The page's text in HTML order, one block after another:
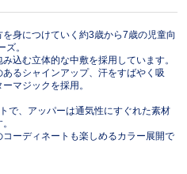
身につけていく約3歳から7歳の児童向
。
込む立体的な中敷を採用しています。
るシャインアップ、汗をすばやく吸
マジックを採用。
で、アッパーは通気性にすぐれた素材
ーディネートも楽しめるカラー展開で